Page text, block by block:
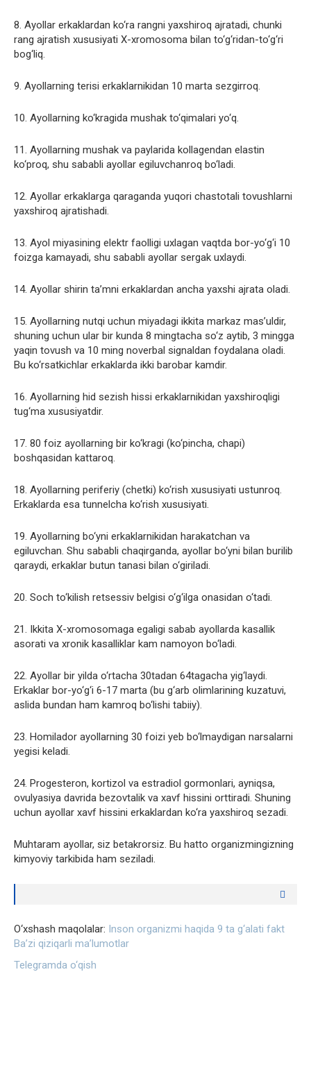
8. Ayollar erkaklardan ko‘ra rangni yaxshiroq ajratadi, chunki
rang ajratish xususiyati X-xromosoma bilan to‘g‘ridan-to‘g‘ri
bog‘liq.
9. Ayollarning terisi erkaklarnikidan 10 marta sezgirroq.
10. Ayollarning ko‘kragida mushak to‘qimalari yo‘q.
11. Ayollarning mushak va paylarida kollagendan elastin
ko‘proq, shu sababli ayollar egiluvchanroq bo‘ladi.
12. Ayollar erkaklarga qaraganda yuqori chastotali tovushlarni
yaxshiroq ajratishadi.
13. Ayol miyasining elektr faolligi uxlagan vaqtda bor-yo‘g‘i 10
foizga kamayadi, shu sababli ayollar sergak uxlaydi.
14. Ayollar shirin ta’mni erkaklardan ancha yaxshi ajrata oladi.
15. Ayollarning nutqi uchun miyadagi ikkita markaz mas’uldir,
shuning uchun ular bir kunda 8 mingtacha so‘z aytib, 3 mingga
yaqin tovush va 10 ming noverbal signaldan foydalana oladi.
Bu ko‘rsatkichlar erkaklarda ikki barobar kamdir.
16. Ayollarning hid sezish hissi erkaklarnikidan yaxshiroqligi
tug‘ma xususiyatdir.
17. 80 foiz ayollarning bir ko‘kragi (ko‘pincha, chapi)
boshqasidan kattaroq.
18. Ayollarning periferiy (chetki) ko‘rish xususiyati ustunroq.
Erkaklarda esa tunnelcha ko‘rish xususiyati.
19. Ayollarning bo‘yni erkaklarnikidan harakatchan va
egiluvchan. Shu sababli chaqirganda, ayollar bo‘yni bilan burilib
qaraydi, erkaklar butun tanasi bilan o‘giriladi.
20. Soch to‘kilish retsessiv belgisi o‘g‘ilga onasidan o‘tadi.
21. Ikkita X-xromosomaga egaligi sabab ayollarda kasallik
asorati va xronik kasalliklar kam namoyon bo‘ladi.
22. Ayollar bir yilda o‘rtacha 30tadan 64tagacha yig‘laydi.
Erkaklar bor-yo‘g‘i 6-17 marta (bu g‘arb olimlarining kuzatuvi,
aslida bundan ham kamroq bo‘lishi tabiiy).
23. Homilador ayollarning 30 foizi yeb bo‘lmaydigan narsalarni
yegisi keladi.
24. Progesteron, kortizol va estradiol gormonlari, ayniqsa,
ovulyasiya davrida bezovtalik va xavf hissini orttiradi. Shuning
uchun ayollar xavf hissini erkaklardan ko‘ra yaxshiroq sezadi.
Muhtaram ayollar, siz betakrorsiz. Bu hatto organizmingizning
kimyoviy tarkibida ham seziladi.
O‘xshash maqolalar: Inson organizmi haqida 9 ta g‘alati fakt
Ba’zi qiziqarli ma’lumotlar
Telegramda o‘qish